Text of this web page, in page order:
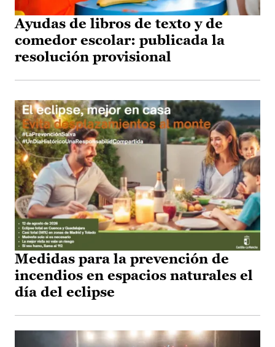
Ayudas de libros de texto y de
comedor escolar: publicada la
resolución provisional
Medidas para la prevención de
incendios en espacios naturales el
día del eclipse